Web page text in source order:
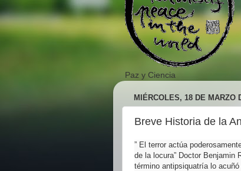
Paz y Ciencia
MIÉRCOLES, 18 DE MARZO
Breve Historia de la
” El terror actúa
de la locura” Doctor Benjamin
término antipsiquatría lo